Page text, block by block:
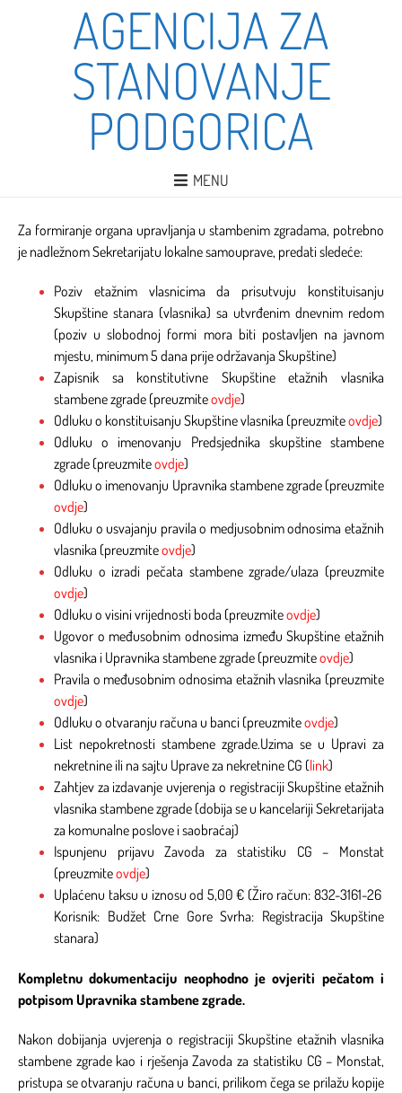
AGENCIJA ZA
STANOVANJE
PODGORICA
MENU
Za formiranje organa upravljanja u stambenim zgradama, potrebno
je nadležnom Sekretarijatu lokalne samouprave, predati sledeće:
Poziv etažnim vlasnicima da prisutvuju konstituisanju
Skupštine stanara (vlasnika) sa utvrđenim dnevnim redom
(poziv u slobodnoj formi mora biti postavljen na javnom
mjestu, minimum 5 dana prije održavanja Skupštine)
Zapisnik sa konstitutivne Skupštine etažnih vlasnika
stambene zgrade (preuzmiteovdje)
Odluku o konstituisanju Skupštine vlasnika (preuzmiteovdje)
Odluku o imenovanju Predsjednika skupštine stambene
zgrade (preuzmiteovdje)
Odluku o imenovanju Upravnika stambene zgrade (preuzmite
ovdje)
Odluku o usvajanju pravila o medjusobnim odnosima etažnih
vlasnika (preuzmiteovdje)
Odluku o izradi pečata stambene zgrade/ulaza (preuzmite
ovdje)
Odluku o visini vrijednosti boda (preuzmiteovdje)
Ugovor o međusobnim odnosima između Skupštine etažnih
vlasnika i Upravnika stambene zgrade (preuzmiteovdje)
Pravila o međusobnim odnosima etažnih vlasnika (preuzmite
ovdje)
Odluku o otvaranju računa u banci (preuzmiteovdje)
List nepokretnosti stambene zgrade.Uzima se u Upravi za
nekretnine ili na sajtu Uprave za nekretnine CG (link)
Zahtjev za izdavanje uvjerenja o registraciji Skupštine etažnih
vlasnika stambene zgrade (dobija se u kancelariji Sekretarijata
za komunalne poslove i saobraćaj)
Ispunjenu prijavu Zavoda za statistiku CG – Monstat
(preuzmiteovdje)
Uplaćenu taksu u iznosu od 5,00 € (Žiro račun: 832-3161-26
Korisnik: Budžet Crne Gore Svrha: Registracija Skupštine
stanara)
Kompletnu dokumentaciju neophodno je ovjeriti pečatom i
potpisom Upravnika stambene zgrade.
Nakon dobijanja uvjerenja o registraciji Skupštine etažnih vlasnika
stambene zgrade kao i rješenja Zavoda za statistiku CG – Monstat,
pristupa se otvaranju računa u banci, prilikom čega se prilažu kopije